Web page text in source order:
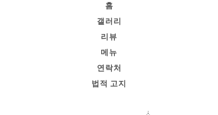
홈
갤러리
리뷰
메뉴
연락처
법적 고지